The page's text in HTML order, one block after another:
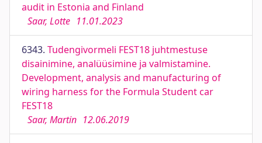
audit in Estonia and Finland
Saar, Lotte 11.01.2023
6343. Tudengivormeli FEST18 juhtmestuse
disainimine, analüüsimine ja valmistamine.
Development, analysis and manufacturing of
wiring harness for the Formula Student car
FEST18
Saar, Martin 12.06.2019